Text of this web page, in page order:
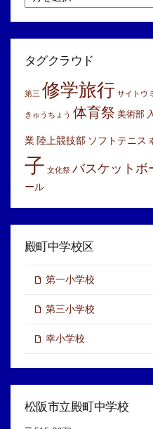
別
ア
イ
タグクラウド
第三 修学旅行 サイトウ
きゅうちょう 体育祭 美術部
業 陸上競技部 ソフトテニス
子 文化祭 バスケットボ
ール
殿町中学校区
第一小学校
第三小学校
幸小学校
松阪市立殿町中学校